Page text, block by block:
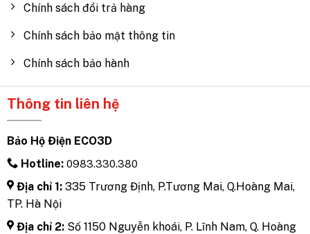
Chính sách đổi trả hàng
Chính sách bảo mật thông tin
Chính sách bảo hành
Thông tin liên hệ
Bảo Hộ Điện ECO3D
Hotline: 0983.330.380
Địa chỉ 1: 335 Trương Định, P.Tương Mai, Q.Hoàng Mai,
TP. Hà Nội
Địa chỉ 2: Số 1150 Nguyễn khoái, P. Lĩnh Nam, Q. Hoàng